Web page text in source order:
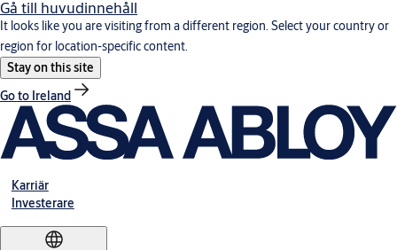
Gå till huvudinnehåll
It looks like you are visiting from a different region. Select your country or
region for location-specific content.
Stay on this site
Go to Ireland
Karriär
Investerare